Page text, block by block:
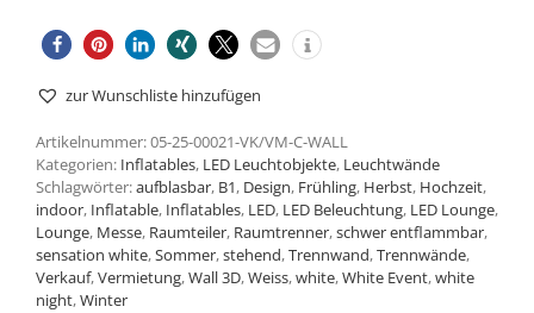
zur Wunschliste hinzufügen
Artikelnummer:05-25-00021-VK/VM-C-WALL
Kategorien: Inflatables, LED Leuchtobjekte, Leuchtwände
Schlagwörter:aufblasbar, B1, Design, Frühling, Herbst, Hochzeit,
indoor, Inflatable, Inflatables, LED, LED Beleuchtung, LED Lounge,
Lounge, Messe, Raumteiler, Raumtrenner,schwer entflammbar,
sensation white,Sommer,stehend,Trennwand,Trennwände,
Verkauf,Vermietung,Wall 3D,Weiss,white,White Event,white
night,Winter